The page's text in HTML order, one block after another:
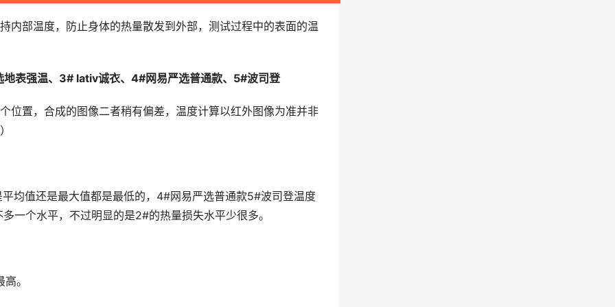
内部温度，防止身体的热量散发到外部，测试过程中的表面的温
表强温、3# lativ诚衣、4#网易严选普通款、5#波司登
位置，合成的图像二者稍有偏差，温度计算以红外图像为准并非
均值还是最大值都是最低的，4#网易严选普通款5#波司登温度
一个水平，不过明显的是2#的热量损失水平少很多。
。